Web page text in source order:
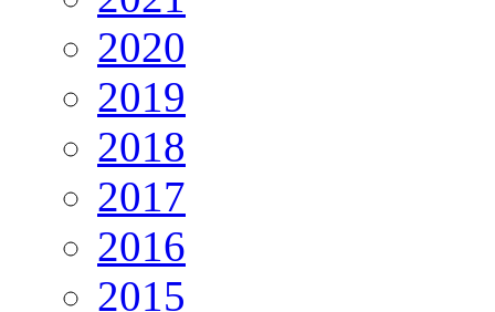
2020
2019
2018
2017
2016
2015